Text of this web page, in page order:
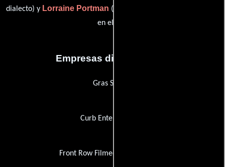
dialecto) y Lorraine Portman (Jefe de asistentes de producción
en el set)
Empresas distribuidoras
Gras Savoye
Curb Entertainment
Front Row Filmed Entertainment